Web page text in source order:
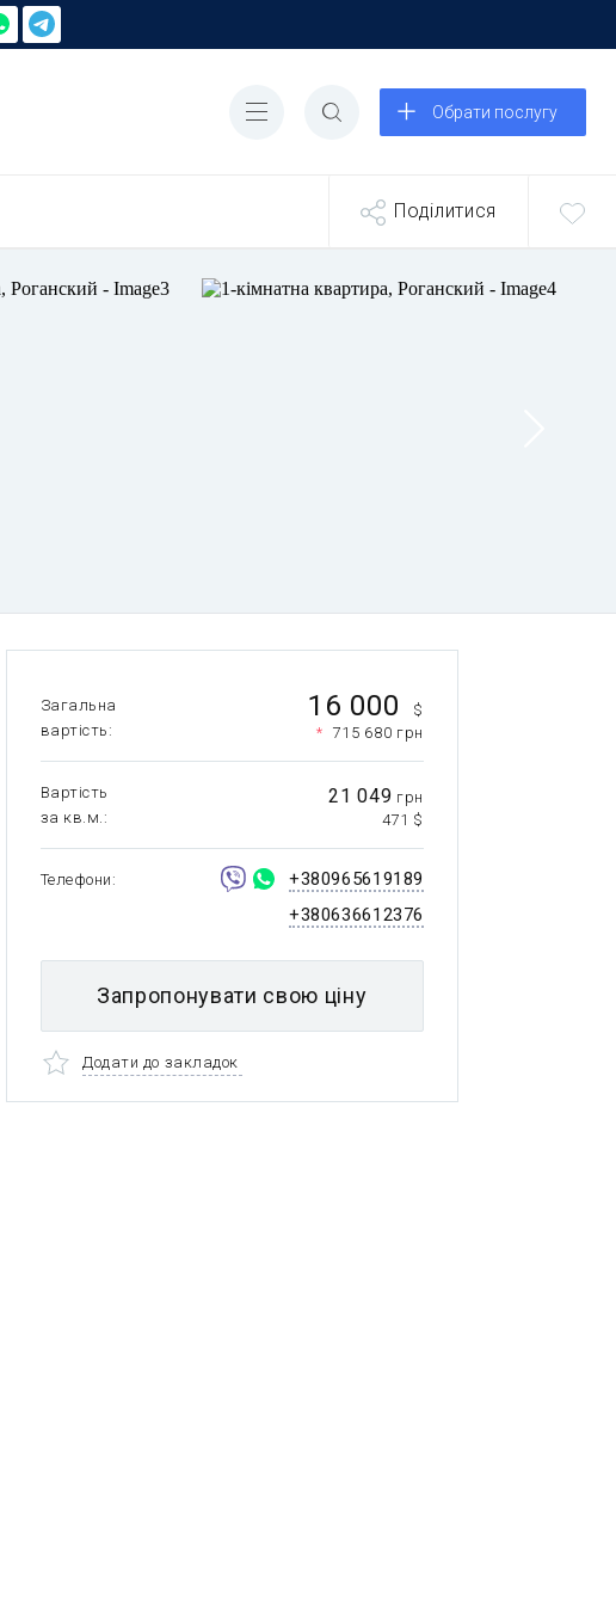
Обрати послугу
Поділитися
Загальна
вартість
16 000
$
* 715 680 грн
Вартість
за кв.м.
21 049 грн
471 $
Телефони
+380965619189
+380636612376
Запропонувати свою ціну
Додати до закладок